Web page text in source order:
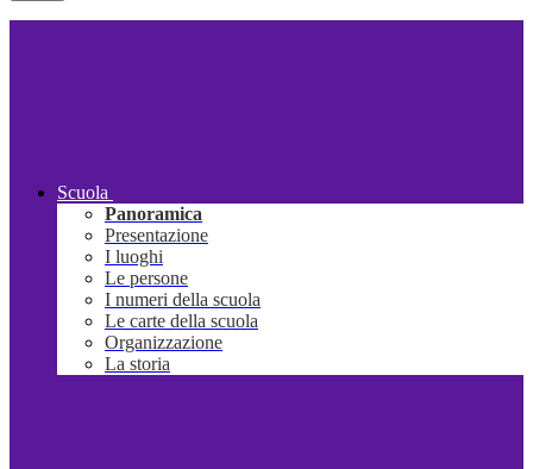
Scuola
Panoramica
Presentazione
I luoghi
Le persone
I numeri della scuola
Le carte della scuola
Organizzazione
La storia